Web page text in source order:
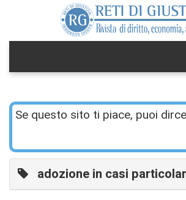
Se questo sito ti piace, puoi
adozione in casi